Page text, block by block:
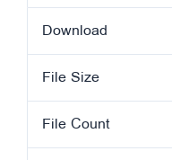
Download
File Size
File Count